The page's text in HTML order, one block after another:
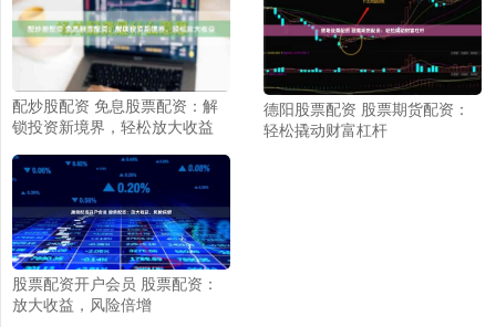
配炒股配资 免息股票配资：解
锁投资新境界，轻松放大收益
德阳股票配资 股票期货配资：
轻松撬动财富杠杆
股票配资开户会员 股票配资：
放大收益，风险倍增